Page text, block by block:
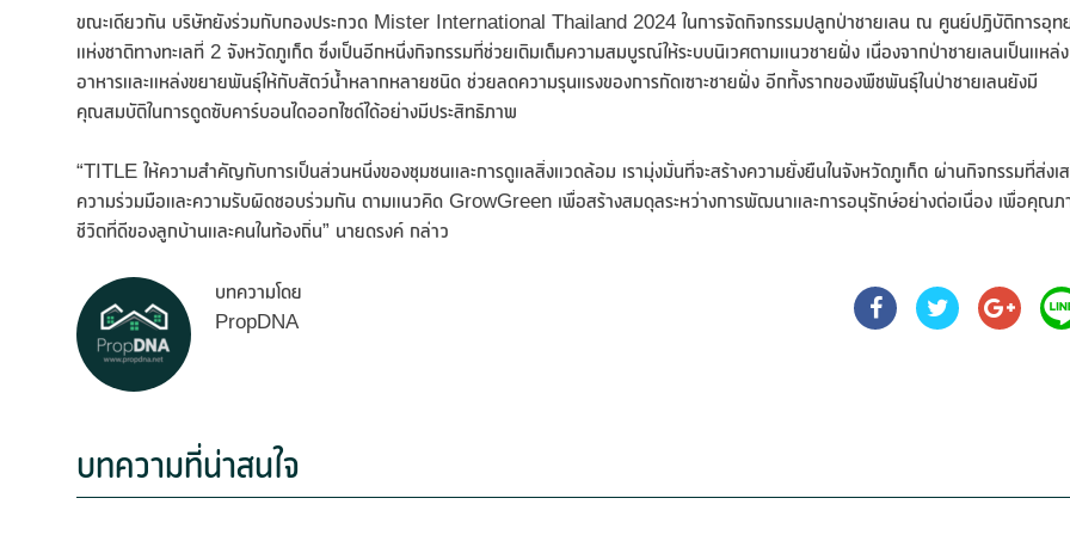
ขณะเดียวกัน บริษัทยังร่วมกับกองประกวด Mister International Thailand 2024 ในการจัดกิจกรรมปลูกป่าชายเลน ณ ศูนย์ปฏิบัติการอุท
แห่งชาติทางทะเลที่ 2 จังหวัดภูเก็ต ซึ่งเป็นอีกหนึ่งกิจกรรมที่ช่วยเติมเต็มความสมบูรณ์ให้ระบบนิเวศตามแนวชายฝั่ง เนื่องจากป่าชายเลนเป็นแหล่ง
อาหารและแหล่งขยายพันธุ์ให้กับสัตว์น้ำหลากหลายชนิด ช่วยลดความรุนแรงของการกัดเซาะชายฝั่ง อีกทั้งรากของพืชพันธุ์ในป่าชายเลนยังมี
คุณสมบัติในการดูดซับคาร์บอนไดออกไซด์ได้อย่างมีประสิทธิภาพ
“TITLE ให้ความสำคัญกับการเป็นส่วนหนึ่งของชุมชนและการดูแลสิ่งแวดล้อม เรามุ่งมั่นที่จะสร้างความยั่งยืนในจังหวัดภูเก็ต ผ่านกิจกรรมที่ส่งเ
ความร่วมมือและความรับผิดชอบร่วมกัน ตามแนวคิด GrowGreen เพื่อสร้างสมดุลระหว่างการพัฒนาและการอนุรักษ์อย่างต่อเนื่อง เพื่อคุณภ
ชีวิตที่ดีของลูกบ้านและคนในท้องถิ่น” นายดรงค์ กล่าว
บทความโดย
PropDNA
บทความที่น่าสนใจ